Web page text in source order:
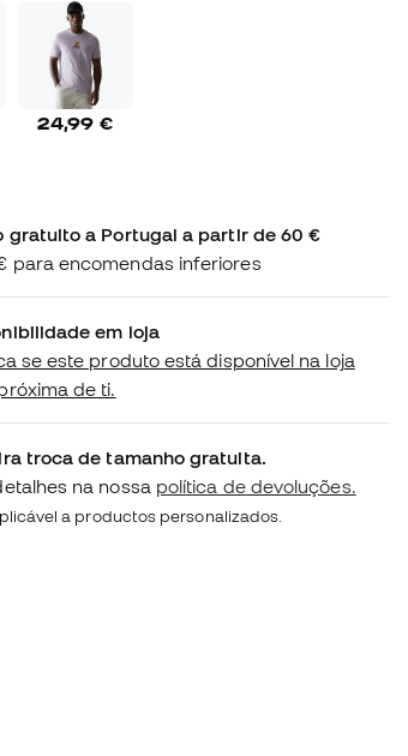
24,99 €
gratuito a Portugal a partir de 60 €
para encomendas inferiores
em loja
se este produto está disponível na loja
de ti.
troca de tamanho gratuita.
na nossa política de devoluções.
a productos personalizados.